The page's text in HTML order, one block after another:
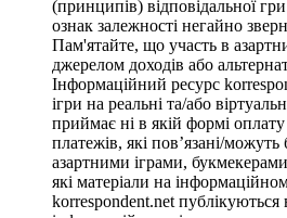
(принципів) відповідальної
ознак залежності негайно
Пам'ятайте, що участь в
джерелом доходів або
Інформаційний ресурс
ігри на реальні та/або
приймає ні в якій формі
платежів, які пов’язані/можуть
азартними іграми,
які матеріали на
korrespondent.net